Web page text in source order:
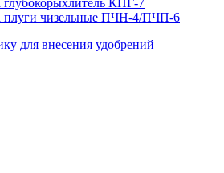
плуги чизельные ПЧН-4/ПЧП-6
для внесения удобрений